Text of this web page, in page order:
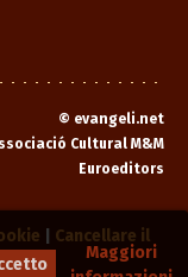
Maggiori
© evangeli.net
Cultural M&M
Euroeditors
Cancellare il